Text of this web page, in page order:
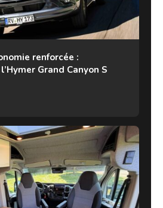
renforcée :
Grand Canyon S